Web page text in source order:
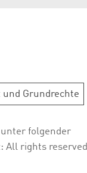
und Grundrechte
folgender
All rights reserved